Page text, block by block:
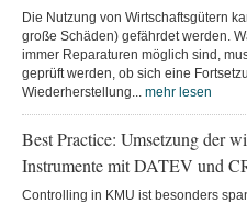
Die Nutzung von Wirtschaftsgütern
große Schäden) gefährdet werden.
immer Reparaturen möglich sind,
geprüft werden, ob sich eine
Wiederherstellung... mehr lesen
Best Practice: Umsetzung der
Instrumente mit DATEV und
Controlling in KMU ist besonders